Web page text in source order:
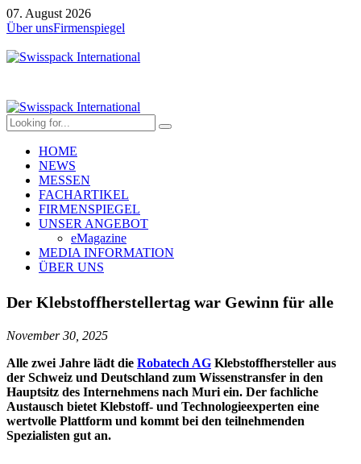
07. August 2026
Über unsFirmenspiegel
HOME
NEWS
MESSEN
FACHARTIKEL
FIRMENSPIEGEL
UNSER ANGEBOT
eMagazine
MEDIA INFORMATION
ÜBER UNS
Der Klebstoffherstellertag war Gewinn für alle
November 30, 2025
Alle zwei Jahre lädt die Robatech AG Klebstoffhersteller aus
der Schweiz und Deutschland zum Wissenstransfer in den
Hauptsitz des Internehmens nach Muri ein. Der fachliche
Austausch bietet Klebstoff- und Technologieexperten eine
wertvolle Plattform und kommt bei den teilnehmenden
Spezialisten gut an.